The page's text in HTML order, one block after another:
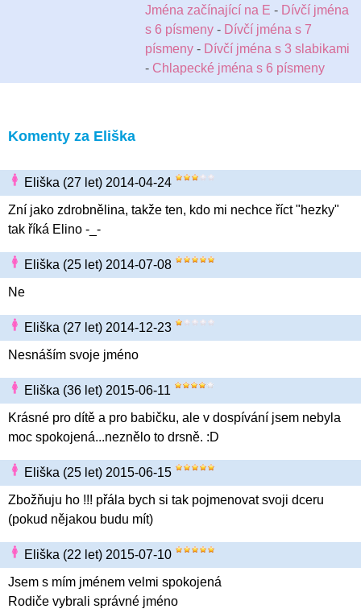
Jména začínající na E - Dívčí jména
s 6 písmeny - Dívčí jména s 7
písmeny - Dívčí jména s 3 slabikami
- Chlapecké jména s 6 písmeny
Komenty za Eliška
Eliška (27 let) 2014-04-24
Zní jako zdrobnělina, takže ten, kdo mi nechce říct "hezky"
tak říká Elino -_-
Eliška (25 let) 2014-07-08
Ne
Eliška (27 let) 2014-12-23
Nesnáším svoje jméno
Eliška (36 let) 2015-06-11
Krásné pro dítě a pro babičku, ale v dospívání jsem nebyla
moc spokojená...neznělo to drsně. :D
Eliška (25 let) 2015-06-15
Zbožňuju ho !!! přála bych si tak pojmenovat svoji dceru
(pokud nějakou budu mít)
Eliška (22 let) 2015-07-10
Jsem s mím jménem velmi spokojená
Rodiče vybrali správné jméno